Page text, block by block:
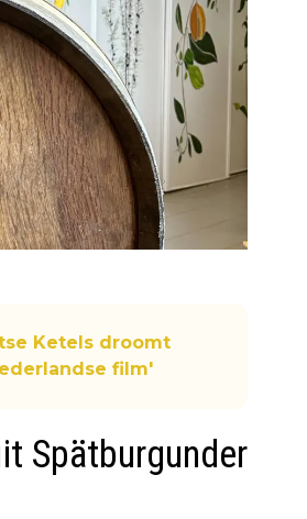
Ketels droomt
film'
Spätburgunder